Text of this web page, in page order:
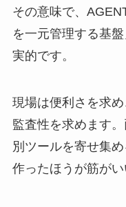
その意味で、
を一元管理する基
実的です。
現場は便利さを求
監査性を求めます
別ツールを寄せ集
作ったほうが筋がい